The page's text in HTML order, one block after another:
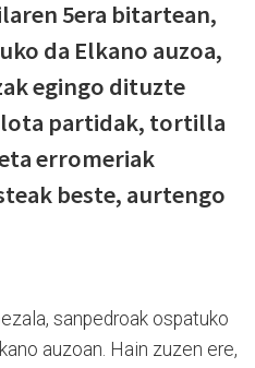
5era bitartean,
da Elkano auzoa,
egingo dituzte
partidak, tortilla
erromeriak
beste, aurtengo
sanpedroak ospatuko
auzoan. Hain zuzen ere,